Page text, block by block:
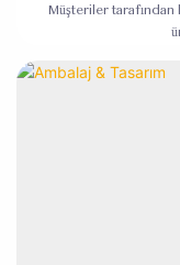
Müşteriler